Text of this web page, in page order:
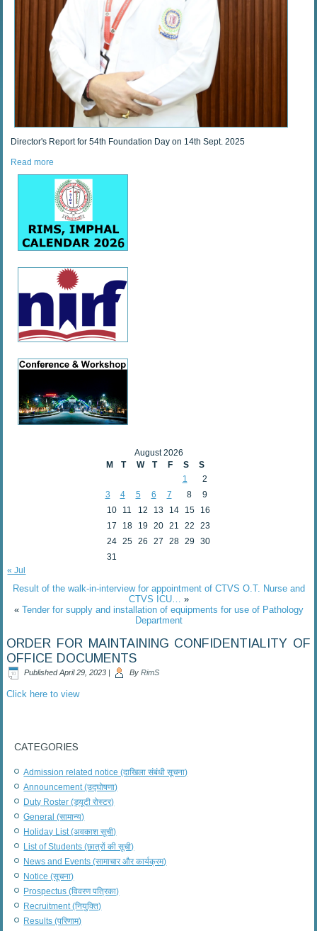
Director's Report for 54th Foundation Day on 14th Sept. 2025
Read more
August 2026
M
T W T F S
S
1
2
3
4 5 6 7 8
9
10
11 12 13 14 15
16
17
18 19 20 21 22
23
24 25 26 27 28 29
30
31
« Jul
Result of the walk-in-interview for appointment of CTVS O.T. Nurse and
CTVS ICU…
»
« Tender for supply and installation of equipments for use of Pathology
Department
ORDER FOR MAINTAINING CONFIDENTIALITY OF
OFFICE DOCUMENTS
Published April 29, 2023 | By RimS
Click here to view
CATEGORIES
Admission related notice (दाखिला संबंधी सूचना)
Announcement (उद्घोषणा)
Duty Roster (ड्यूटी रोस्टर)
General (सामान्य)
Holiday List (अवकाश सूची)
List of Students (छात्रों की सूची)
News and Events (सामाचार और कार्यक्रम)
Notice (सूचना)
Prospectus (विवरण पत्रिका)
Recruitment (नियुक्ति)
Results (परिणाम)